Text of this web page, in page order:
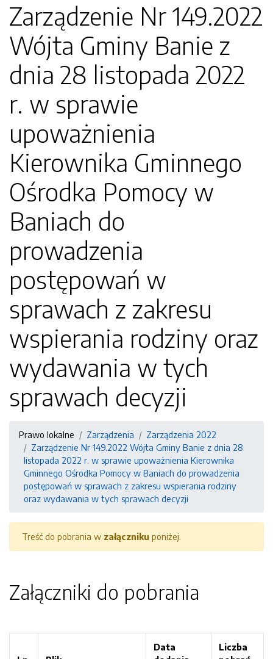
Zarządzenie Nr 149.2022
Wójta Gminy Banie z
dnia 28 listopada 2022
r. w sprawie
upoważnienia
Kierownika Gminnego
Ośrodka Pomocy w
Baniach do
prowadzenia
postępowań w
sprawach z zakresu
wspierania rodziny oraz
wydawania w tych
sprawach decyzji
Prawo lokalne Zarządzenia
Zarządzenia 2022
Zarządzenie Nr 149.2022 Wójta Gminy Banie z dnia 28
listopada 2022 r. w sprawie upoważnienia Kierownika
Gminnego Ośrodka Pomocy w Baniach do prowadzenia
postępowań w sprawach z zakresu wspierania rodziny
oraz wydawania w tych sprawach decyzji
Treść do pobrania w załączniku poniżej.
Załączniki do pobrania
Data
Liczba